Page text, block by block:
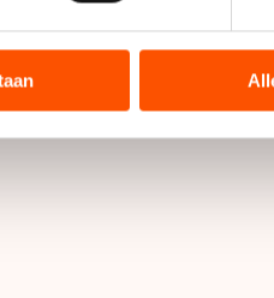
onze partners voor social
hen heeft verstrekt of die zij
buiten de EU, zoals de
te klikken, stemt u in